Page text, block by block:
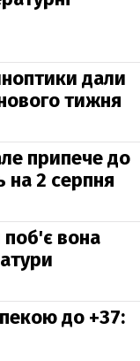
дали
тижня
припече до
на 2 серпня
поб'є вона
до +37: